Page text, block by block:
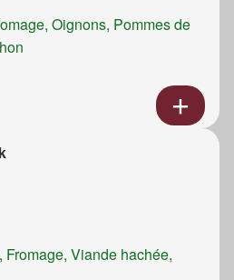
Oignons, Pommes de
Viande hachée,